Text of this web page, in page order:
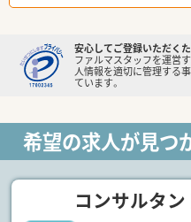
安心してご登録いただく
ファルマスタッフを運営す
人情報を適切に管理する
ています。
希望の求人が見
コンサルタ